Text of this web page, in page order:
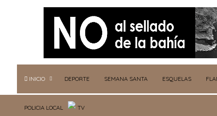
INICIO DEPORTE SEMANA SANTA ESQUELAS
POLICIA LOCAL TV